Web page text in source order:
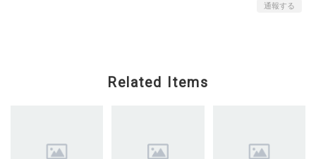
通報する
Related Items